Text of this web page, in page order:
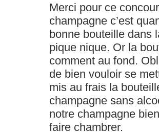
Merci pour ce
champagne c’est
bonne bouteille dans
pique nique. Or la
comment au fond.
de bien vouloir se
mis au frais la
champagne sans
notre champagne
faire chambrer.